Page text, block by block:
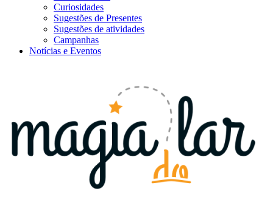
Curiosidades
Sugestões de Presentes
Sugestões de atividades
Campanhas
Notícias e Eventos